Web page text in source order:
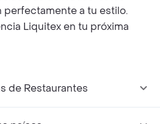
perfectamente a tu estilo.
Liquitex en tu próxima
de Restaurantes